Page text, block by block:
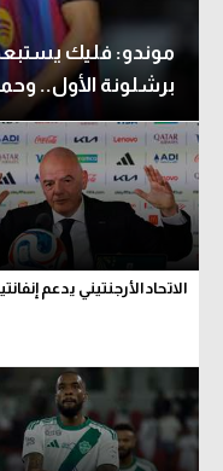
ركن الألعاب
أقسام خاصة
Gamers
تحقيق في الجول
تحليل في الجول
حكايات في الجول
برشلونة الأول..
الاتحاد الأرجنتيني يدعم